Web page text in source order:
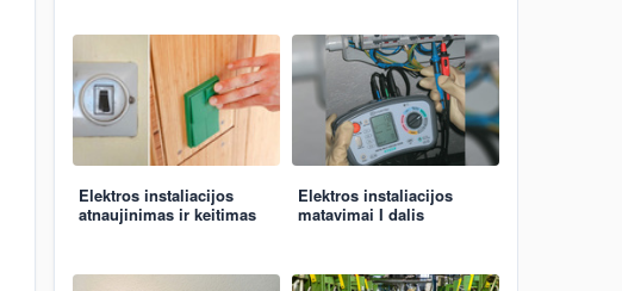
Elektros instaliacijos
atnaujinimas ir keitimas
Elektros instaliacijos
matavimai I dalis